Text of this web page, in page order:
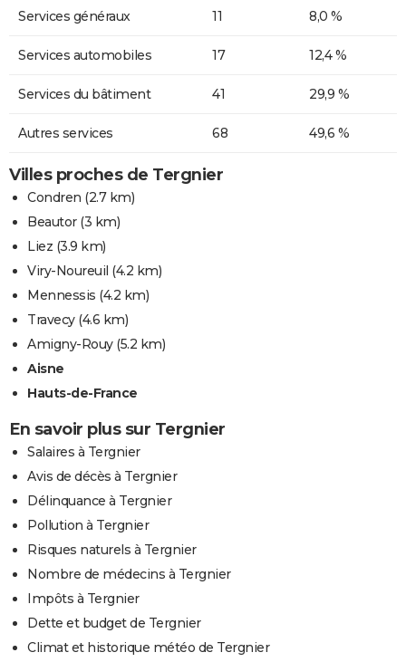
Services généraux 11 8,0 %
Services automobiles 17 12,4 %
Services du bâtiment 41 29,9 %
Autres services 68 49,6 %
Villes proches de Tergnier
Condren (2.7 km)
Beautor(3 km)
Liez (3.9 km)
Viry-Noureuil (4.2 km)
Mennessis (4.2 km)
Travecy(4.6 km)
Amigny-Rouy(5.2 km)
Aisne
Hauts-de-France
En savoir plus sur Tergnier
Salaires à Tergnier
Avis de décès à Tergnier
Délinquance à Tergnier
Pollution à Tergnier
Risques naturels à Tergnier
Nombre de médecins à Tergnier
Impôts à Tergnier
Dette et budget de Tergnier
Climat et historique météo de Tergnier